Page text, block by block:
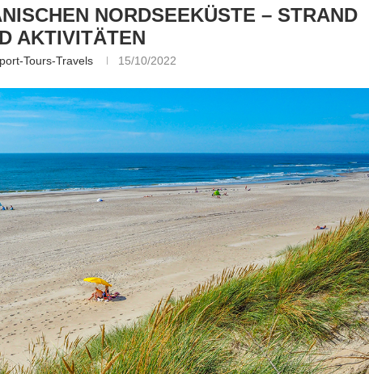
NORDSEEKÜSTE – STRAND
AKTIVITÄTEN
Tours-Travels 15/10/2022